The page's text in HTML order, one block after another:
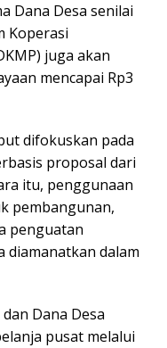
Dana Desa senilai
Koperasi
juga akan
mencapai Rp3
difokuskan pada
proposal dari
itu, penggunaan
pembangunan,
penguatan
diamanatkan dalam
Dana Desa
pusat melalui